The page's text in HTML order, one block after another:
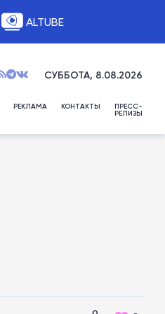
ALTUBE
СУББОТА, 8.08.2026
РЕКЛАМА КОНТАКТЫ ПРЕСС-
РЕЛИЗЫ